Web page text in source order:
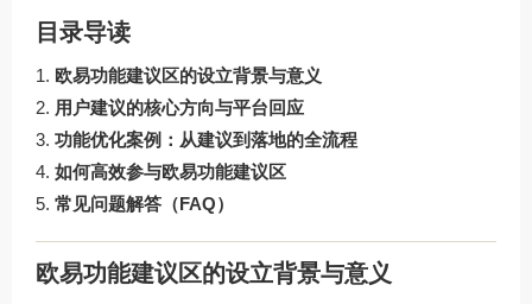
目录导读
欧易功能建议区的设立背景与意义
用户建议的核心方向与平台回应
功能优化案例：从建议到落地的全流程
如何高效参与欧易功能建议区
常见问题解答（FAQ）
欧易功能建议区的设立背景与意义